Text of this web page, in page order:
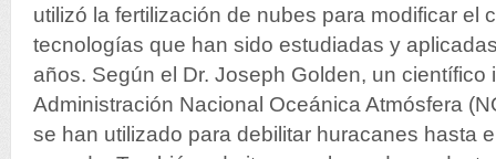
utilizó la fertilización de nubes para modificar el
tecnologías que han sido estudiadas y
años. Según el Dr. Joseph Golden, un científico
Administración Nacional Oceánica Atmósfera
se han utilizado para debilitar huracanes hasta